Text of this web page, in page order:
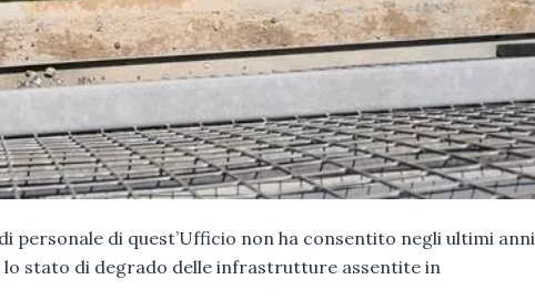
di personale di quest’Ufficio non ha consentito negli ultimi anni
stato di degrado delle infrastrutture assentite in